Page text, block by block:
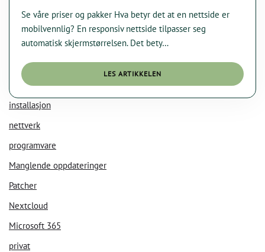
DERE
UTVIKLER
MOBILVENNLIG?
Se våre priser og pakker Hva betyr det at en nettside er
mobilvennlig? En responsiv nettside tilpasser seg
automatisk skjermstørrelsen. Det bety…
LES ARTIKKELEN
installasjon
nettverk
programvare
Manglende oppdateringer
Patcher
Nextcloud
Microsoft 365
privat